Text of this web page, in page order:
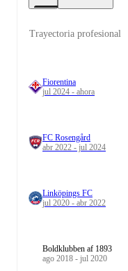
Trayectoria profesional
Fiorentina
jul 2024 - ahora
FC Rosengård
abr 2022 - jul 2024
Linköpings FC
jul 2020 - abr 2022
Boldklubben af 1893
ago 2018 - jul 2020